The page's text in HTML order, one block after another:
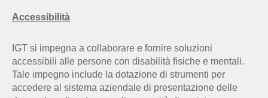
Accessibilità
IGT si impegna a collaborare e fornire soluzioni
accessibili alle persone con disabilità fisiche e mentali.
Tale impegno include la dotazione di strumenti per
accedere al sistema aziendale di presentazione delle